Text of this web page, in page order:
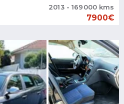
2013 - 169000 kms
7900€